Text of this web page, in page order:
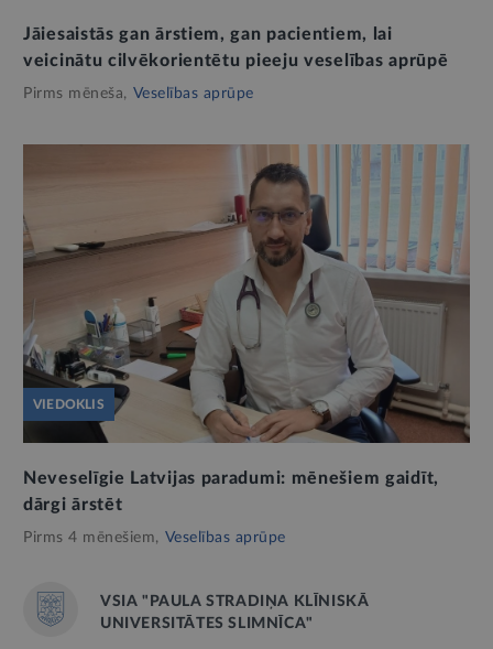
Jāiesaistās gan ārstiem, gan pacientiem, lai
veicinātu cilvēkorientētu pieeju veselības aprūpē
Pirms mēneša, Veselības aprūpe
VIEDOKLIS
Neveselīgie Latvijas paradumi: mēnešiem gaidīt,
dārgi ārstēt
Pirms 4 mēnešiem, Veselības aprūpe
VSIA "PAULA STRADIŅA KLĪNISKĀ
UNIVERSITĀTES SLIMNĪCA"